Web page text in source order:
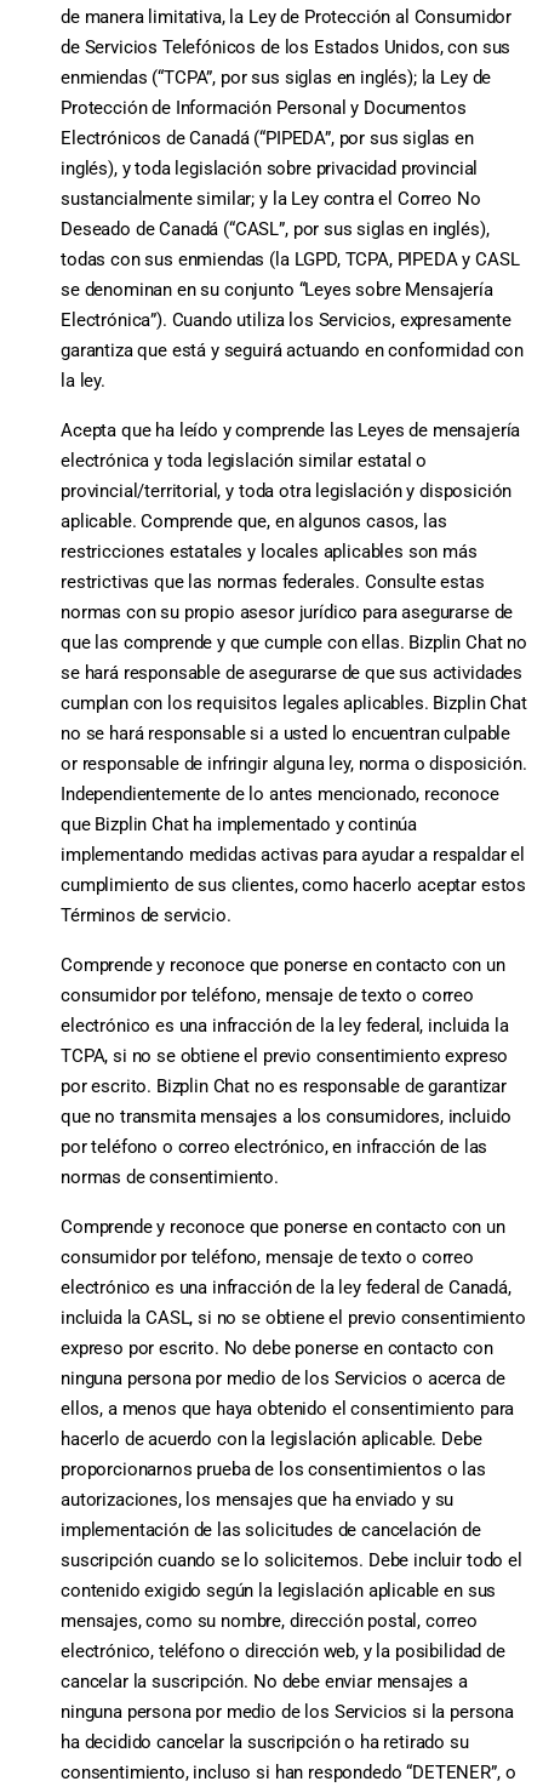
de manera limitativa, la Ley de Protección al Consumidor
de Servicios Telefónicos de los Estados Unidos, con sus
enmiendas (“TCPA”, por sus siglas en inglés); la Ley de
Protección de Información Personal y Documentos
Electrónicos de Canadá (“PIPEDA”, por sus siglas en
inglés), y toda legislación sobre privacidad provincial
sustancialmente similar; y la Ley contra el Correo No
Deseado de Canadá (“CASL”, por sus siglas en inglés),
todas con sus enmiendas (la LGPD, TCPA, PIPEDA y CASL
se denominan en su conjunto “Leyes sobre Mensajería
Electrónica”). Cuando utiliza los Servicios, expresamente
garantiza que está y seguirá actuando en conformidad con
la ley.
Acepta que ha leído y comprende las Leyes de mensajería
electrónica y toda legislación similar estatal o
provincial/territorial, y toda otra legislación y disposición
aplicable. Comprende que, en algunos casos, las
restricciones estatales y locales aplicables son más
restrictivas que las normas federales. Consulte estas
normas con su propio asesor jurídico para asegurarse de
que las comprende y que cumple con ellas. Bizplin Chat no
se hará responsable de asegurarse de que sus actividades
cumplan con los requisitos legales aplicables. Bizplin Chat
no se hará responsable si a usted lo encuentran culpable
or responsable de infringir alguna ley, norma o disposición.
Independientemente de lo antes mencionado, reconoce
que Bizplin Chat ha implementado y continúa
implementando medidas activas para ayudar a respaldar el
cumplimiento de sus clientes, como hacerlo aceptar estos
Términos de servicio.
Comprende y reconoce que ponerse en contacto con un
consumidor por teléfono, mensaje de texto o correo
electrónico es una infracción de la ley federal, incluida la
TCPA, si no se obtiene el previo consentimiento expreso
por escrito. Bizplin Chat no es responsable de garantizar
que no transmita mensajes a los consumidores, incluido
por teléfono o correo electrónico, en infracción de las
normas de consentimiento.
Comprende y reconoce que ponerse en contacto con un
consumidor por teléfono, mensaje de texto o correo
electrónico es una infracción de la ley federal de Canadá,
incluida la CASL, si no se obtiene el previo consentimiento
expreso por escrito. No debe ponerse en contacto con
ninguna persona por medio de los Servicios o acerca de
ellos, a menos que haya obtenido el consentimiento para
hacerlo de acuerdo con la legislación aplicable. Debe
proporcionarnos prueba de los consentimientos o las
autorizaciones, los mensajes que ha enviado y su
implementación de las solicitudes de cancelación de
suscripción cuando se lo solicitemos. Debe incluir todo el
contenido exigido según la legislación aplicable en sus
mensajes, como su nombre, dirección postal, correo
electrónico, teléfono o dirección web, y la posibilidad de
cancelar la suscripción. No debe enviar mensajes a
ninguna persona por medio de los Servicios si la persona
ha decidido cancelar la suscripción o ha retirado su
consentimiento, incluso si han respondedo “DETENER”, o